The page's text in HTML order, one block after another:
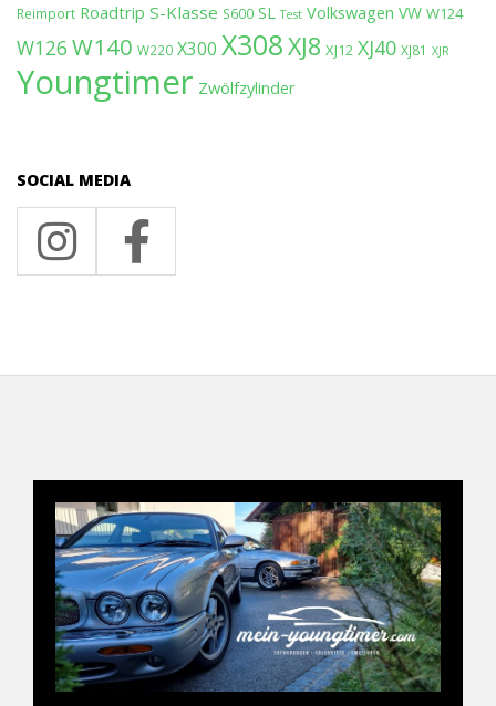
Reimport Roadtrip S-Klasse S600 SL Test Volkswagen VW W124
W126 W140 W220 X300 X308XJ8 XJ12 XJ40 XJ81 XJR
Youngtimer Zwölfzylinder
SOCIAL MEDIA